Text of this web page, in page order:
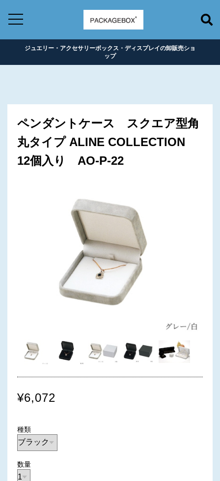
ジュエリー・アクセサリーボックス・ディスプレイの卸販売ショ
ップ
ペンダントケース スクエア型角
丸タイプ ALINE COLLECTION
12個入り AO-P-22
¥6,072
種類
数量